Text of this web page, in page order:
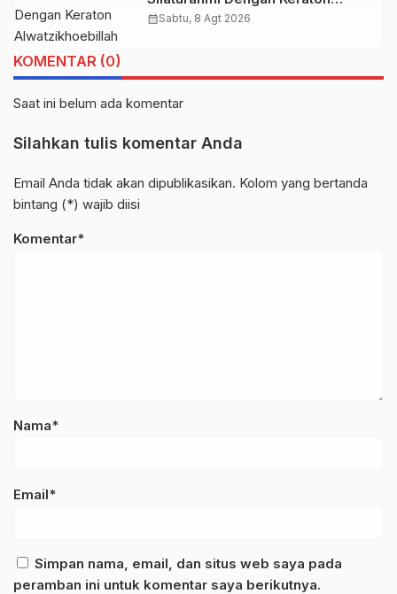
Alwatzikhoebillah Kesultanan
calendar_monthSabtu, 8 Agt 2026
KOMENTAR (0)
Saat ini belum ada komentar
Silahkan tulis komentar Anda
Email Anda tidak akan dipublikasikan. Kolom yang bertanda
bintang (*) wajib diisi
Komentar*
Nama*
Email*
Simpan nama, email, dan situs web saya pada
peramban ini untuk komentar saya berikutnya.